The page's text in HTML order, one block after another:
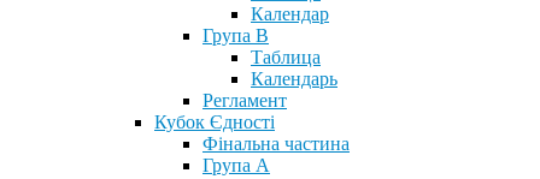
Календар
Група В
Таблица
Календарь
Регламент
Кубок Єдності
Фінальна частина
Група А